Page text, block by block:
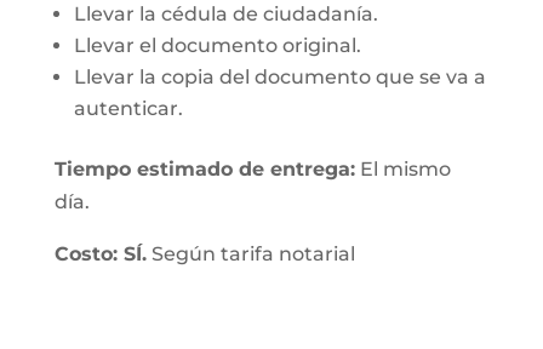
Llevar la cédula de ciudadanía.
Llevar el documento original.
Llevar la copia del documento que se va a
autenticar.
Tiempo estimado de entrega:El mismo
día.
Costo: SÍ.Según tarifa notarial